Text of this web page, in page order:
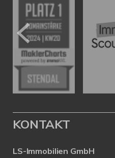
KONTAKT
LS-Immobilien GmbH